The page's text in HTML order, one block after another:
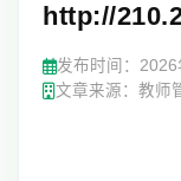
http://
发布时间： 2026
文章来源：教师